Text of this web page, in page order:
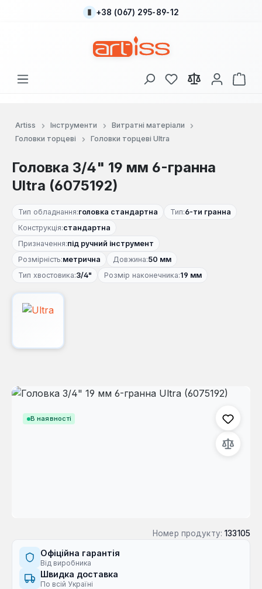
Перейти до основного вмісту
+38 (067) 295-89-12
У вас є 0 у списку
Artiss Інструменти
Витратні матеріали
Головки торцеві
Головки торцеві Ultra
Головка 3/4" 19 мм 6-гранна
Ultra (6075192)
Тип обладнання:головка стандартна Тип:6-ти гранна
Конструкція:стандартна
Призначення:під ручний інструмент
Розмірність:метрична Довжина:50 мм
Тип хвостовика:3/4" Розмір наконечника:19 мм
В наявності
Пропустити галерею зображень
Номер продукту: 133105
Офіційна гарантія
Від виробника
Швидка доставка
По всій Україні